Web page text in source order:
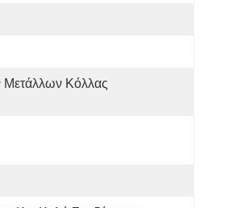
Μετάλλων Κόλλας